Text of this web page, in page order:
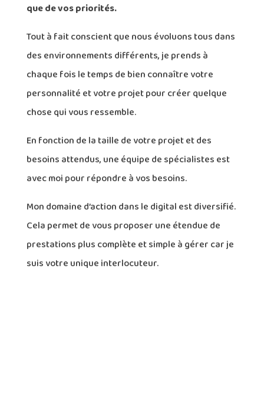
que de vos priorités.
Tout à fait conscient que nous évoluons tous dans
des environnements différents, je prends à
chaque fois le temps de bien connaître votre
personnalité et votre projet pour créer quelque
chose qui vous ressemble.
En fonction de la taille de votre projet et des
besoins attendus, une équipe de spécialistes est
avec moi pour répondre à vos besoins.
Mon domaine d’action dans le digital est diversifié.
Cela permet de vous proposer une étendue de
prestations plus complète et simple à gérer car je
suis votre unique interlocuteur.